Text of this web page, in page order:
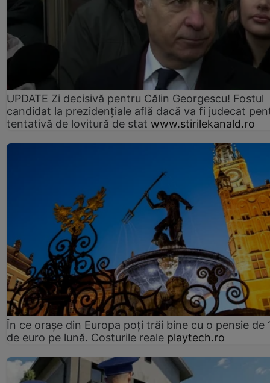
UPDATE Zi decisivă pentru Călin Georgescu! Fostul
candidat la prezidențiale află dacă va fi judecat
tentativă de lovitură de stat www.stirilekanald.ro
În ce orașe din Europa poți trăi bine cu o pensie de
de euro pe lună. Costurile reale playtech.ro